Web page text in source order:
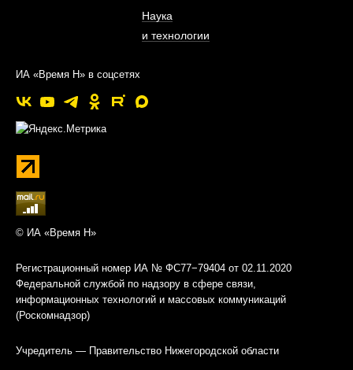
Наука
и технологии
ИА «Время Н» в соцсетях
© ИА «Время Н»
Регистрационный номер ИА № ФС77−79404 от 02.11.2020
Федеральной службой по надзору в сфере связи,
информационных технологий и массовых коммуникаций
(Роскомнадзор)
Учредитель — Правительство Нижегородской области